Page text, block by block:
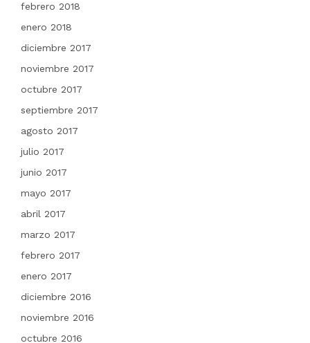
febrero 2018
enero 2018
diciembre 2017
noviembre 2017
octubre 2017
septiembre 2017
agosto 2017
julio 2017
junio 2017
mayo 2017
abril 2017
marzo 2017
febrero 2017
enero 2017
diciembre 2016
noviembre 2016
octubre 2016